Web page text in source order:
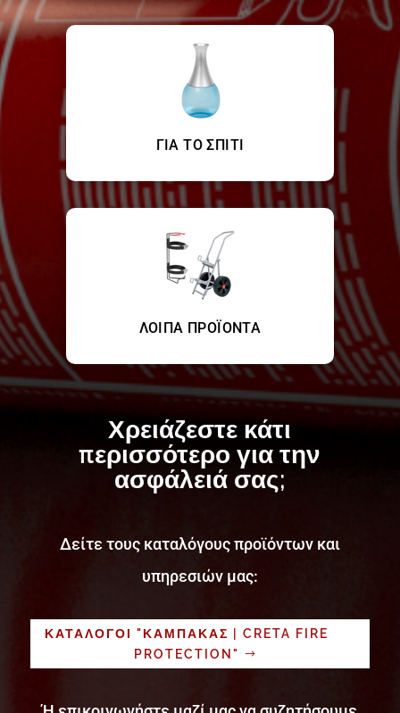
ΓΙΑ ΤΟ ΣΠΙΤΙ
ΛΟΙΠΑ ΠΡΟΪΟΝΤΑ
Χρειάζεστε κάτι
περισσότερο για την
ασφάλειά σας;
Δείτε τους καταλόγους προϊόντων και
υπηρεσιών μας:
ΚΑΤΑΛΟΓΟΙ "ΚΑΜΠΑΚΑΣ | CRETA FIRE
PROTECTION"